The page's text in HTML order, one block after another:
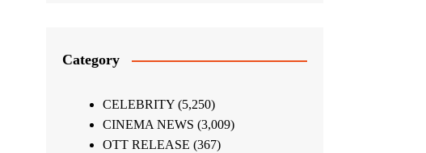
Category
CELEBRITY(5,250)
CINEMA NEWS (3,009)
OTT RELEASE (367)